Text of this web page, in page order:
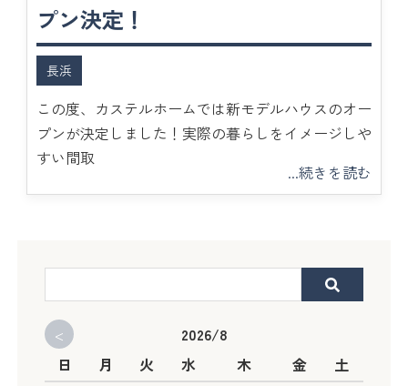
プン決定！
長浜
この度、カステルホームでは新モデルハウスのオー
プンが決定しました！実際の暮らしをイメージしや
すい間取
...続きを読む
<
2026/8
日
月 火 水 木 金
土